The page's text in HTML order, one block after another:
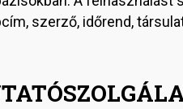
szerző, időrend,